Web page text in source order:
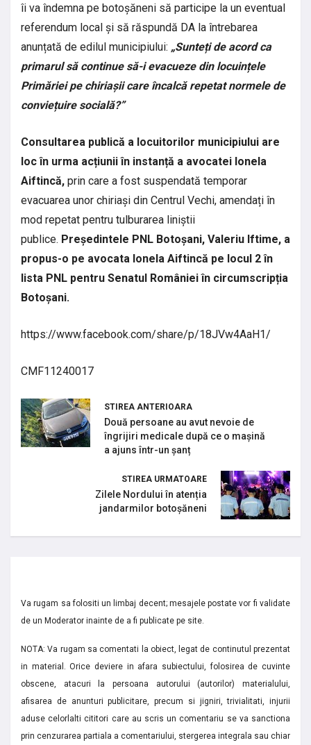
îi va îndemna pe botoșăneni să participe la un eventual
referendum local și să răspundă DA la întrebarea
anunțată de edilul municipiului: „Sunteți de acord ca
primarul să continue să-i evacueze din locuințele
Primăriei pe chiriașii care încalcă repetat normele de
conviețuire socială?”
Consultarea publică a locuitorilor municipiului are
loc în urma acțiunii în instanță a avocatei Ionela
Aiftincă, prin care a fost suspendată temporar
evacuarea unor chiriași din Centrul Vechi, amendați în
mod repetat pentru tulburarea liniștii
publice. Președintele PNL Botoșani, Valeriu Iftime, a
propus-o pe avocata Ionela Aiftincă pe locul 2 în
lista PNL pentru Senatul României în circumscripția
Botoșani.
https://www.facebook.com/share/p/18JVw4AaH1/
CMF11240017
STIREA ANTERIOARA
Două persoane au avut nevoie de
îngrijiri medicale după ce o mașină
a ajuns într-un șanț
STIREA URMATOARE
Zilele Nordului în atenția
jandarmilor botoșăneni
Va rugam sa folositi un limbaj decent; mesajele postate vor fi validate
de un Moderator inainte de a fi publicate pe site.
NOTA: Va rugam sa comentati la obiect, legat de continutul prezentat
in material. Orice deviere in afara subiectului, folosirea de cuvinte
obscene, atacuri la persoana autorului (autorilor) materialului,
afisarea de anunturi publicitare, precum si jigniri, trivialitati, injurii
aduse celorlalti cititori care au scris un comentariu se va sanctiona
prin cenzurarea partiala a comentariului, stergerea integrala sau chiar